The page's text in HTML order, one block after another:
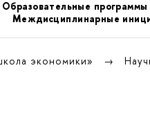
Образовательные программы
Междисциплинарные
экономики»